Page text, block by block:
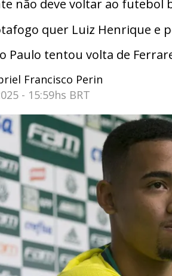
não deve voltar ao
quer Luiz Henrique e
Paulo tentou volta de
Francisco Perin
- 15:59hs BRT